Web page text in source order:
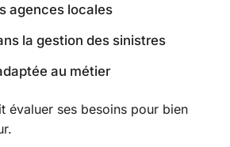
agences locales
la gestion des sinistres
au métier
évaluer ses besoins pour bien